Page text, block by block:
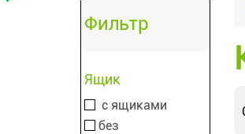
Фильтр
Ящик
с ящиками
без